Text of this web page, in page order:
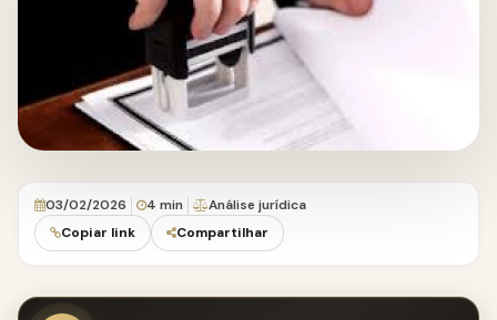
03/02/2026 4 min
Análise jurídica
Copiar link
Compartilhar